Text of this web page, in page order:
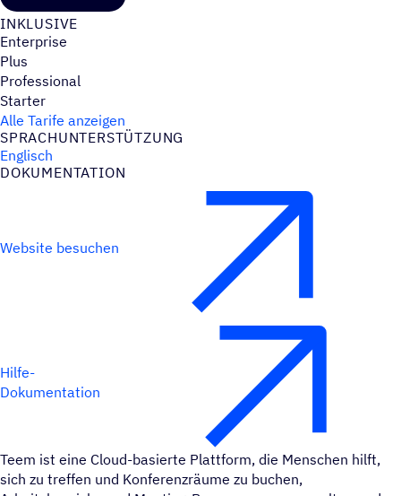
INKLU­SIVE
Enterprise
Plus
Professional
Starter
Alle Tarife anzeigen
SPRACH­UN­TER­STÜT­ZUNG
Englisch
DOKU­MEN­TA­TION
Website besuchen
Hilfe-
Dokumentation
Teem ist eine Cloud-basierte Plattform, die Menschen hilft,
sich zu treffen und Konferenzräume zu buchen,